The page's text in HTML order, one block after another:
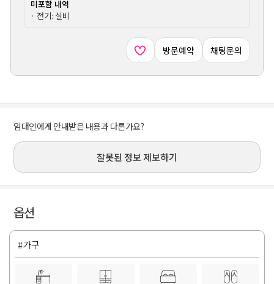
미포함 내역
· 전기: 실비
방문예약 채팅문의
임대인에게 안내받은 내용과 다른가요?
잘못된 정보 제보하기
옵션
#가구